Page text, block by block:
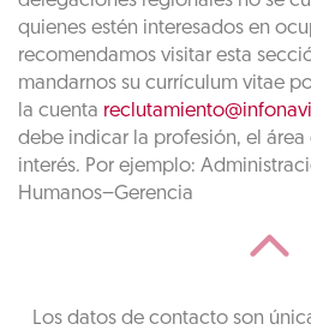
quienes estén interesados en
recomendamos visitar esta
mandarnos su currículum vitae
la cuenta
debe indicar la profesión, el
interés. Por ejemplo:
Humanos–Gerencia
Los datos de contacto son